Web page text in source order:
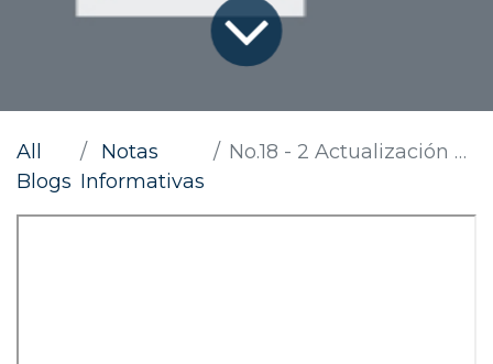
All
Blogs
Notas
Informativas
No.18 - 2 Actualización Pérdida de Banca La Potrera